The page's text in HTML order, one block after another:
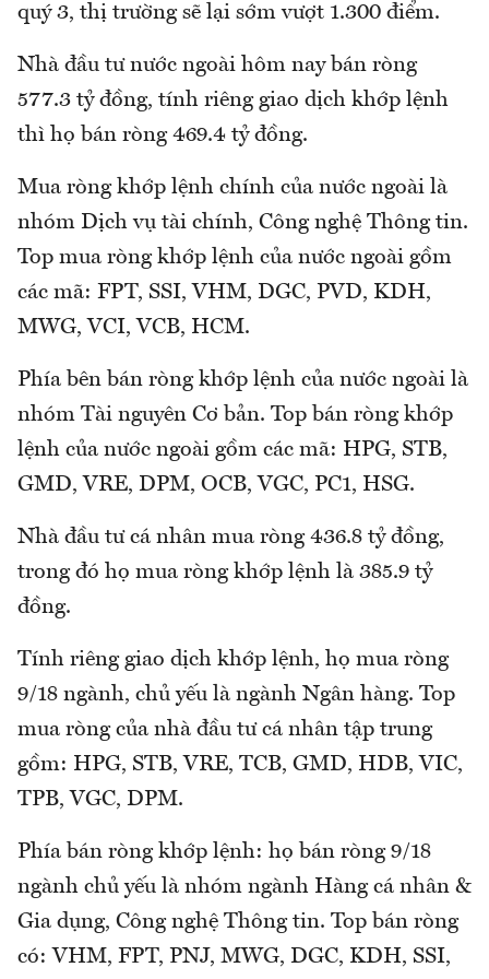
quý 3, thị trường sẽ lại sớm vượt 1.300 điểm.
Nhà đầu tư nước ngoài hôm nay bán ròng
577.3 tỷ đồng, tính riêng giao dịch khớp lệnh
thì họ bán ròng 469.4 tỷ đồng.
Mua ròng khớp lệnh chính của nước ngoài là
nhóm Dịch vụ tài chính, Công nghệ Thông tin.
Top mua ròng khớp lệnh của nước ngoài gồm
các mã: FPT, SSI, VHM, DGC, PVD, KDH,
MWG, VCI, VCB, HCM.
Phía bên bán ròng khớp lệnh của nước ngoài là
nhóm Tài nguyên Cơ bản. Top bán ròng khớp
lệnh của nước ngoài gồm các mã: HPG, STB,
GMD, VRE, DPM, OCB, VGC, PC1, HSG.
Nhà đầu tư cá nhân mua ròng 436.8 tỷ đồng,
trong đó họ mua ròng khớp lệnh là 385.9 tỷ
đồng.
Tính riêng giao dịch khớp lệnh, họ mua ròng
9/18 ngành, chủ yếu là ngành Ngân hàng. Top
mua ròng của nhà đầu tư cá nhân tập trung
gồm: HPG, STB, VRE, TCB, GMD, HDB, VIC,
TPB, VGC, DPM.
Phía bán ròng khớp lệnh: họ bán ròng 9/18
ngành chủ yếu là nhóm ngành Hàng cá nhân &
Gia dụng, Công nghệ Thông tin. Top bán ròng
có: VHM, FPT, PNJ, MWG, DGC, KDH, SSI,